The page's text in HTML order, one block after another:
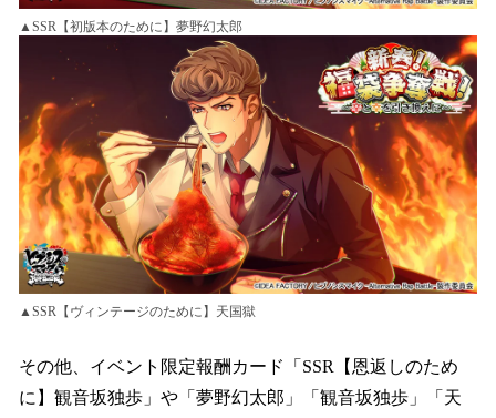
▲SSR【初版本のために】夢野幻太郎
▲SSR【ヴィンテージのために】天国獄
その他、イベント限定報酬カード「SSR【恩返しのため
に】観音坂独歩」や「夢野幻太郎」「観音坂独歩」「天